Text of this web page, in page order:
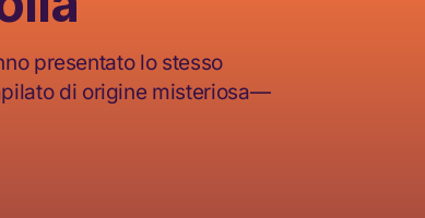
presentato lo stesso
di origine misteriosa—